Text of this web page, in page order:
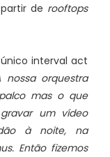
de rooftops
interval act
nossa orquestra
mas o que
um vídeo
à noite, na
Então fizemos